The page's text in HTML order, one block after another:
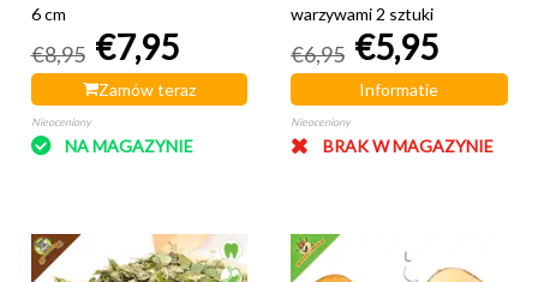
6 cm
€8,95 €7,95
Zamów teraz
Nieoceniony
NA MAGAZYNIE
warzywami 2 sztuki
€6,95 €5,95
Informatie
Nieoceniony
BRAK W MAGAZYNIE